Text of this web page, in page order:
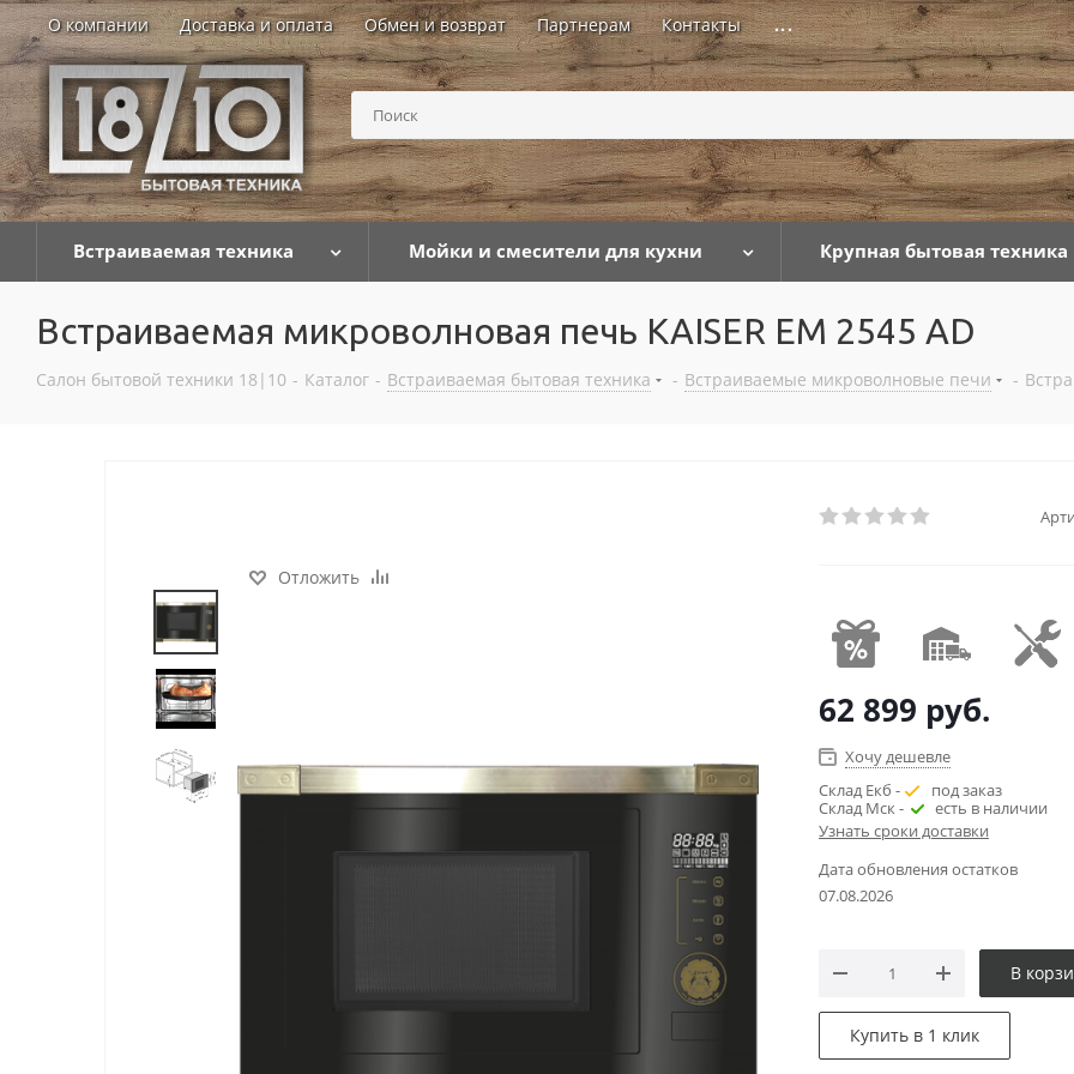
О компании Доставка и оплата Обмен и возврат Партнерам Контакты ...
Встраиваемая техника Мойки и смесители для кухни Крупная бытовая техника
Встраиваемая микроволновая печь KAISER EM 2545 AD
Салон бытовой техники 18|10 - Каталог - Встраиваемая бытовая техника - Встраиваемые микроволновые печи -
Отложить
62 899 руб.
Хочу дешевле
Склад Екб -
под заказ
Склад Мск -
есть в наличии
Узнать сроки доставки
Дата обновления остатков
07.08.2026
В
Купить в 1 клик